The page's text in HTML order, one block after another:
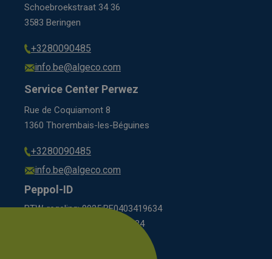
Schoebroekstraat 34 36
3583 Beringen
+3280090485
info.be@algeco.com
Service Center Perwez
Rue de Coquiamont 8
1360 Thorembais-les-Béguines
+3280090485
info.be@algeco.com
Peppol-ID
BTW-regeling: 9925:BE0403419634
régime BCE: 0208:0403419634